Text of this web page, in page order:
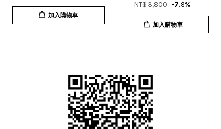
加入購物車
NT$ 3,800 -7.9%
加入購物車